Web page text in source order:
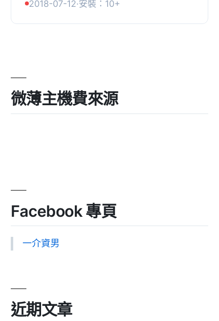
設的網路商店能順利使用韓國本地付款
方式完成交易。,...
2018-07-12·安裝：10+
微薄主機費來源
Facebook 專頁
一介資男
近期文章